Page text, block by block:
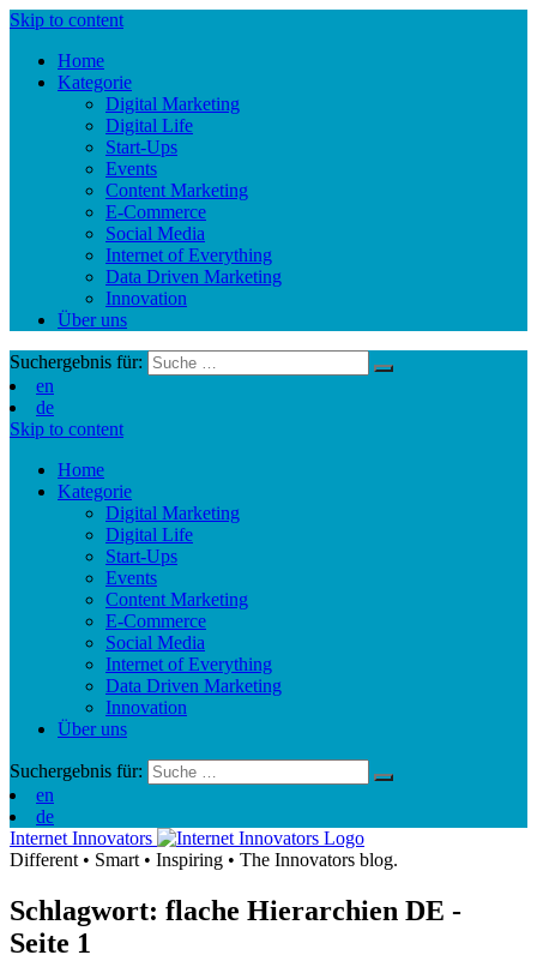
Skip to content
Home
Kategorie
Digital Marketing
Digital Life
Start-Ups
Events
Content Marketing
E-Commerce
Social Media
Internet of Everything
Data Driven Marketing
Innovation
Über uns
Suchergebnis für:
en
de
Skip to content
Home
Kategorie
Digital Marketing
Digital Life
Start-Ups
Events
Content Marketing
E-Commerce
Social Media
Internet of Everything
Data Driven Marketing
Innovation
Über uns
Suchergebnis für:
en
de
Internet Innovators
Different • Smart • Inspiring • The Innovators blog.
Schlagwort: flache Hierarchien DE -
Seite 1